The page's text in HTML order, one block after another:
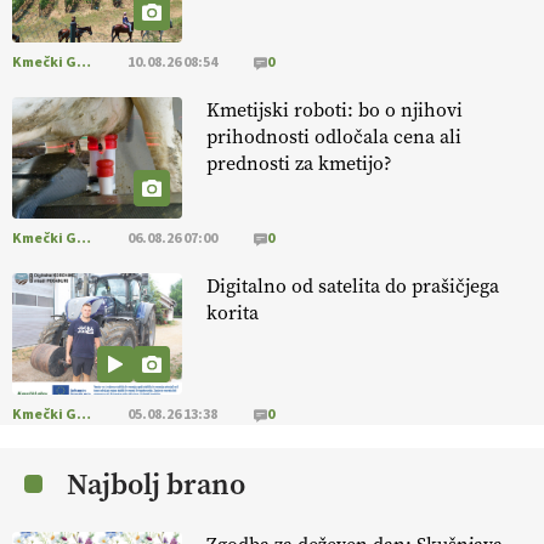
https://t.co/OQSsax7l8V @EUAgri #IMCAP #CAP
https://t.co/PAL0zlhVia
[EKOloško = LOGIČNO ]
Na kmetiji Polone Ratajc je pridelava
aronije
v dobrem desetletju zrasla v uspešno kmetijsko in
podjetniško zgodbo.
#IMCAP #CAP https://t.co/xp1oihBDaJ
[EKOloško = LOGIČNO
v tujini
. Zato je ekološka pridelava odlična priložnost za slovenske
vinarje
. VEČ
https://t.co/XAe9EbeAbK @EUAgri #IMCAP #CAP
https://t.co/01qpoeLyNP
kmetijstva in uspešno prenovo kmetij
. VEČ
Kmečki Glas 10.08.26 08:54 0
Kmetijski roboti: bo o njihovi
prihodnosti odločala cena ali
prednosti za kmetijo?
Kmečki Glas 06.08.26 07:00 0
Digitalno od satelita do prašičjega
korita
Kmečki Glas 05.08.26 13:38 0
Najbolj brano